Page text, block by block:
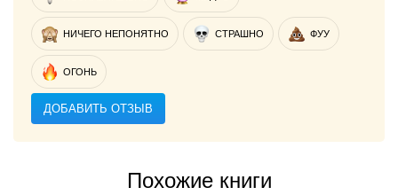
НИЧЕГО НЕПОНЯТНО СТРАШНО ФУУ
ОГОНЬ
ДОБАВИТЬ ОТЗЫВ
Похожие книги